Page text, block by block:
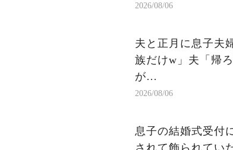
2026/08/06
夫と正月に息子夫
族だけw」夫「帰
が…
2026/08/06
息子の結婚式受付